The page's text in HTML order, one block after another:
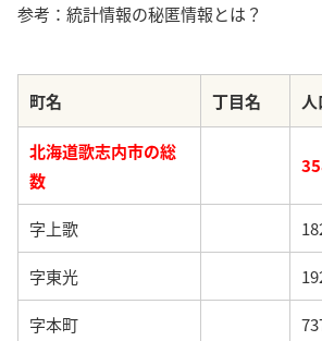
参考：統計情報の秘匿情報とは？
町名 丁目名
北海道歌志内市の総
数
字上歌
字東光
字本町